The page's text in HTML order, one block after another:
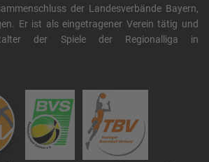
der Landesverbände Bayern,
Er ist als eingetragener Verein tätig und
der Spiele der Regionalliga in